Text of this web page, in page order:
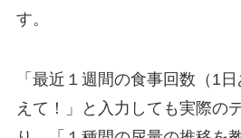
す。
「最近１週間の食事回数（1
えて！」と入力しても実際の